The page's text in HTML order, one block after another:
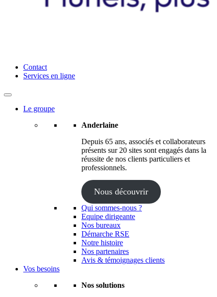
Anderlaine | Conseil – Expert comptable – Avocat – Audit
Contact
Services en ligne
Le groupe
Anderlaine
Depuis 65 ans, associés et collaborateurs
présents sur 20 sites sont engagés dans la
réussite de nos clients particuliers et
professionnels.
Nous découvrir
Qui sommes-nous ?
Equipe dirigeante
Nos bureaux
Démarche RSE
Notre histoire
Nos partenaires
Avis & témoignages clients
Vos besoins
Nos solutions